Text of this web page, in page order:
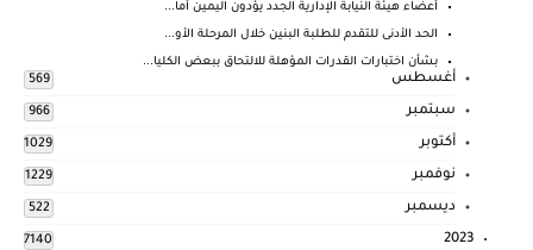
أعضاء هيئة النيابة الإدارية الجدد يؤدون اليمين أما...
الحد الأدنى للتقدم للطلبة البنين خلال المرحلة الأو...
بشأن اختبارات القدرات المؤهلة للالتحاق ببعض الكليا...
أغسطس 569
سبتمبر 966
أكتوبر 1029
نوفمبر 1229
ديسمبر 522
2023
7140